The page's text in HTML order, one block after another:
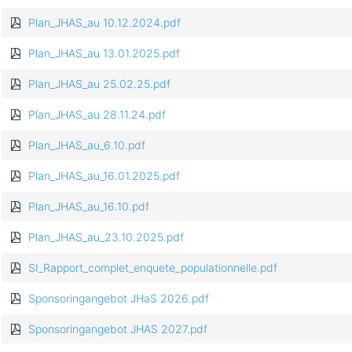
Plan_JHAS_au 10.12.2024.pdf
Plan_JHAS_au 13.01.2025.pdf
Plan_JHAS_au 25.02.25.pdf
Plan_JHAS_au 28.11.24.pdf
Plan_JHAS_au_6.10.pdf
Plan_JHAS_au_16.01.2025.pdf
Plan_JHAS_au_16.10.pdf
Plan_JHAS_au_23.10.2025.pdf
SI_Rapport_complet_enquete_populationnelle.pdf
Sponsoringangebot JHaS 2026.pdf
Sponsoringangebot JHAS 2027.pdf